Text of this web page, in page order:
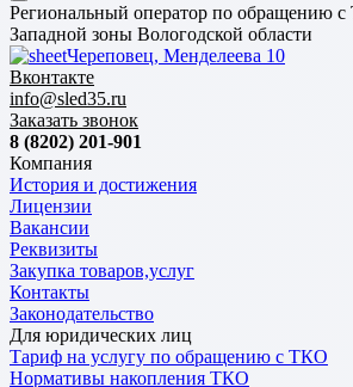
Региональный оператор по обращению
Западной зоны Вологодской области
Череповец, Менделеева 10
Вконтакте
info@sled35.ru
Заказать звонок
8 (8202) 201-901
Компания
История и достижения
Лицензии
Вакансии
Реквизиты
Закупка товаров,услуг
Контакты
Законодательство
Для юридических лиц
Тариф на услугу по обращению с ТКО
Нормативы накопления ТКО